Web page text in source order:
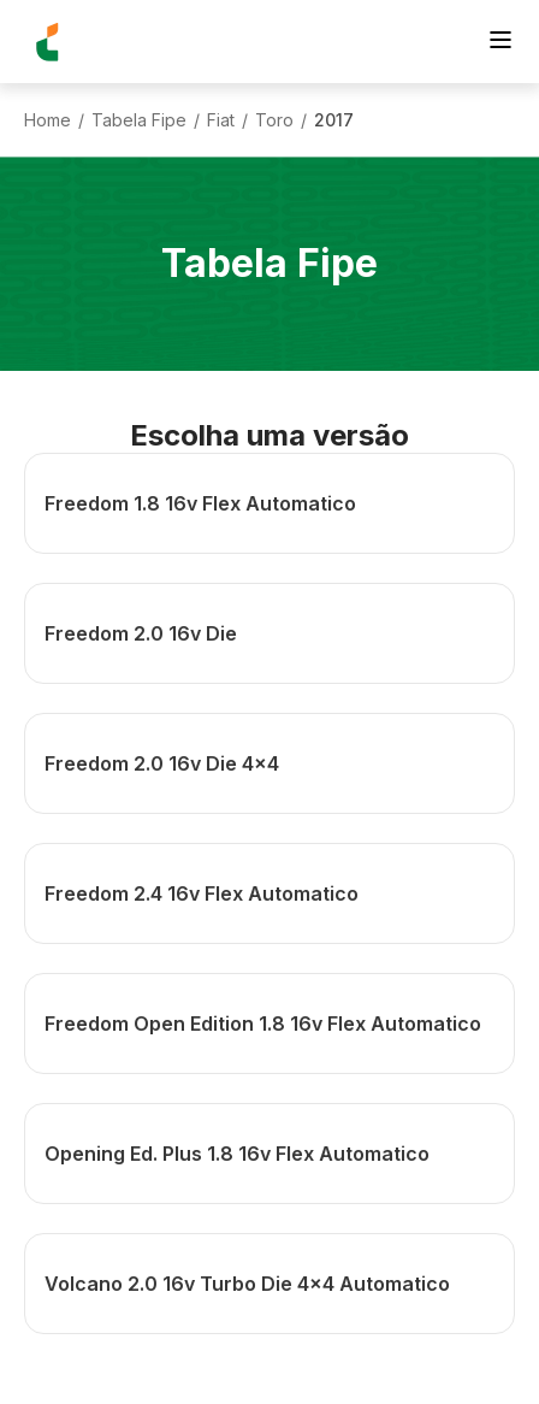
Home / Tabela Fipe / Fiat / Toro / 2017
Tabela Fipe
Escolha uma versão
Freedom 1.8 16v Flex Automatico
Freedom 2.0 16v Die
Freedom 2.0 16v Die 4x4
Freedom 2.4 16v Flex Automatico
Freedom Open Edition 1.8 16v Flex Automatico
Opening Ed. Plus 1.8 16v Flex Automatico
Volcano 2.0 16v Turbo Die 4x4 Automatico